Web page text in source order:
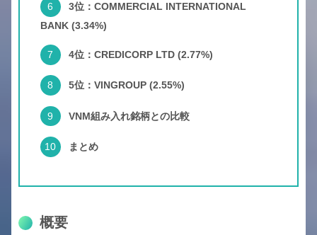
3位：COMMERCIAL INTERNATIONAL
BANK (3.34%)
4位：CREDICORP LTD (2.77%)
5位：VINGROUP (2.55%)
VNM組み入れ銘柄との比較
まとめ
概要